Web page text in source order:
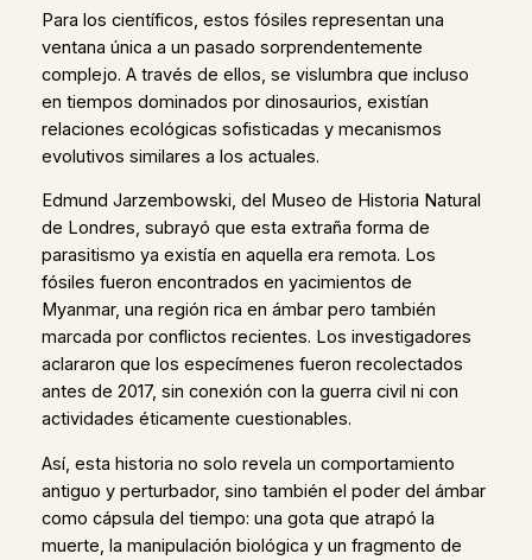
Para los científicos, estos fósiles representan una
ventana única a un pasado sorprendentemente
complejo. A través de ellos, se vislumbra que incluso
en tiempos dominados por dinosaurios, existían
relaciones ecológicas sofisticadas y mecanismos
evolutivos similares a los actuales.
Edmund Jarzembowski, del Museo de Historia Natural
de Londres, subrayó que esta extraña forma de
parasitismo ya existía en aquella era remota. Los
fósiles fueron encontrados en yacimientos de
Myanmar, una región rica en ámbar pero también
marcada por conflictos recientes. Los investigadores
aclararon que los especímenes fueron recolectados
antes de 2017, sin conexión con la guerra civil ni con
actividades éticamente cuestionables.
Así, esta historia no solo revela un comportamiento
antiguo y perturbador, sino también el poder del ámbar
como cápsula del tiempo: una gota que atrapó la
muerte, la manipulación biológica y un fragmento de